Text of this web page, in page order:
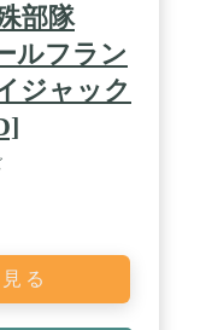
部隊
ルフラン
ジャック
る